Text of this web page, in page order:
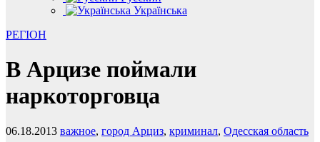
Українська
РЕГІОН
В Арцизе поймали
наркоторговца
06.18.2013 важное, город Арциз, криминал, Одесская область